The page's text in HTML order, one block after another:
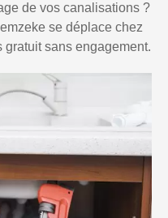
de vos canalisations ?
se déplace chez
sans engagement.